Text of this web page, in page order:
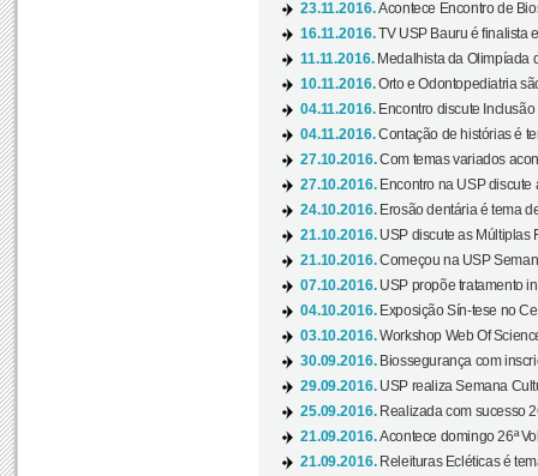
23.11.2016.Acontece Encontro de
16.11.2016.TV USP Bauru é finalista
11.11.2016. Medalhista da Olimpíada
10.11.2016.Orto e Odontopediatria
04.11.2016. Encontro discute
04.11.2016.Contação de histórias é
27.10.2016.Com temas variados
27.10.2016. Encontro na USP discute
24.10.2016. Erosão dentária é tema
21.10.2016. USP discute as Múltiplas
21.10.2016.Começou na USP
07.10.2016. USP propõe tratamento
04.10.2016. Exposição Sín-tese no
03.10.2016.Workshop Web Of
30.09.2016. Biossegurança com
29.09.2016. USP realiza Semana
25.09.2016. Realizada com sucesso
21.09.2016.Acontece domingo 26ª
21.09.2016. Releituras Ecléticas é